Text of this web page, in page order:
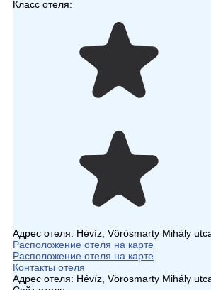
Класс отеля:
Адрес отеля: Hévíz, Vörösmarty Mihály
Расположение отеля на карте
Расположение отеля на карте
Контакты отеля
Адрес отеля: Hévíz, Vörösmarty Mihály